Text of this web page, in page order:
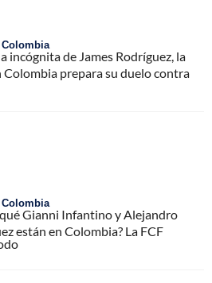
incógnita de James Rodríguez, la
Colombia prepara su duelo contra
qué Gianni Infantino y Alejandro
están en Colombia? La FCF